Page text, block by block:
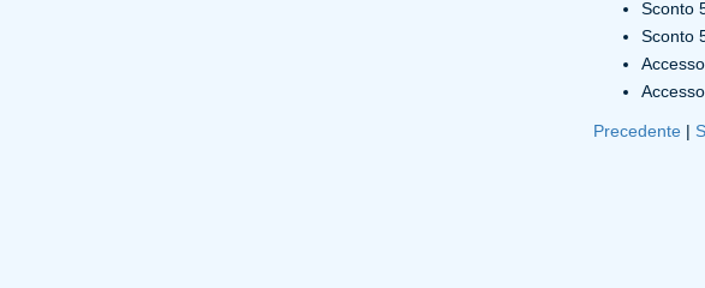
Sconto
Sconto
Precedente |